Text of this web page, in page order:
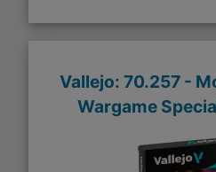
Vallejo: 70.257 -
Wargame